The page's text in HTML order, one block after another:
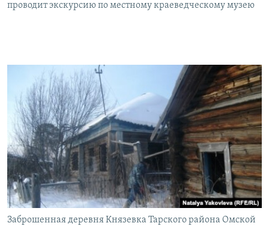
проводит экскурсию по местному краеведческому музею
Заброшенная деревня Князевка Тарского района Омской